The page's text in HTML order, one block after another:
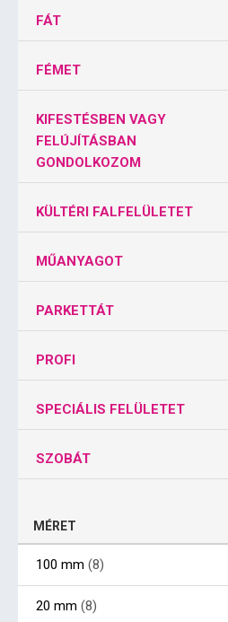
FÁT
FÉMET
KIFESTÉSBEN VAGY
FELÚJÍTÁSBAN
GONDOLKOZOM
KÜLTÉRI FALFELÜLETET
MŰANYAGOT
PARKETTÁT
PROFI
SPECIÁLIS FELÜLETET
SZOBÁT
MÉRET
100 mm (8)
20 mm (8)